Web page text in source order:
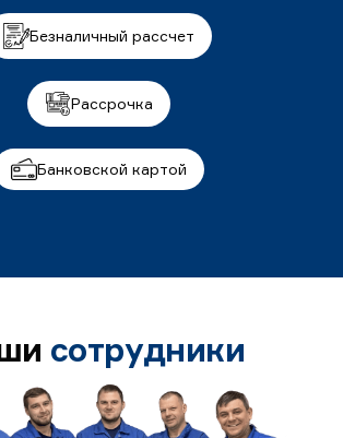
Безналичный рассчет
Рассрочка
Банковской картой
сотрудники